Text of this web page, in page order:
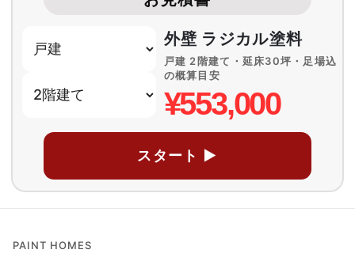
外壁 ラジカル塗料
戸建 2階建て・延床30坪・足場込
の概算目安
¥553,000
スタート ▶
PAINT HOMES